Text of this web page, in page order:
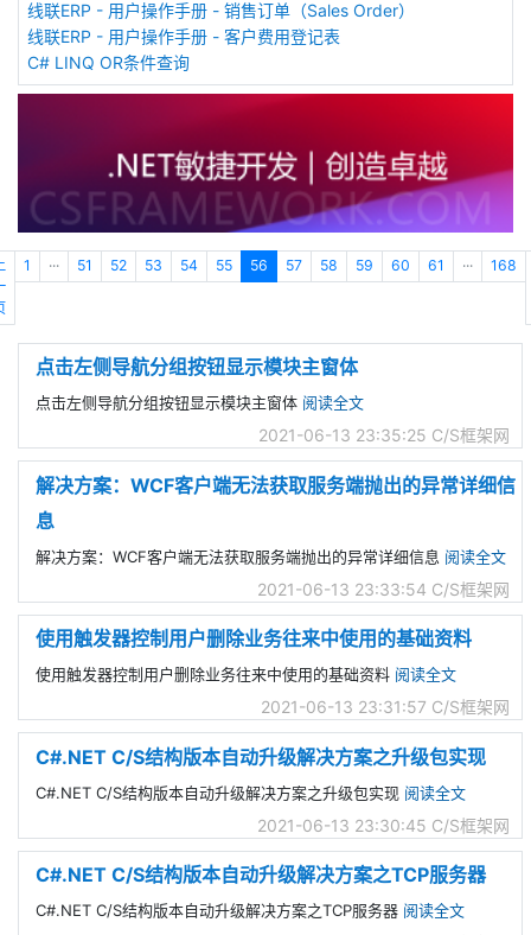
线联ERP - 用户操作手册 - 销售订单（Sales Order）
线联ERP - 用户操作手册 - 客户费用登记表
C# LINQ OR条件查询
1 ··· 51 52 53 54 55 56 57 58 59 60 61 ··· 168
点击左侧导航分组按钮显示模块主窗体
点击左侧导航分组按钮显示模块主窗体 阅读全文
2021-06-13 23:35:25 C/S框架网
解决方案：WCF客户端无法获取服务端抛出的异常详细信
息
解决方案：WCF客户端无法获取服务端抛出的异常详细信息 阅读全文
2021-06-13 23:33:54 C/S框架网
使用触发器控制用户删除业务往来中使用的基础资料
使用触发器控制用户删除业务往来中使用的基础资料 阅读全文
2021-06-13 23:31:57 C/S框架网
C#.NET C/S结构版本自动升级解决方案之升级包实现
C#.NET C/S结构版本自动升级解决方案之升级包实现 阅读全文
2021-06-13 23:30:45 C/S框架网
C#.NET C/S结构版本自动升级解决方案之TCP服务器
C#.NET C/S结构版本自动升级解决方案之TCP服务器 阅读全文